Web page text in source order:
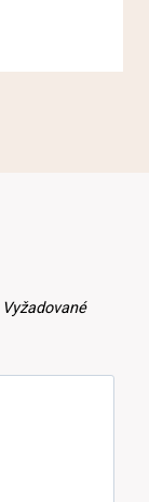
Vyžadované